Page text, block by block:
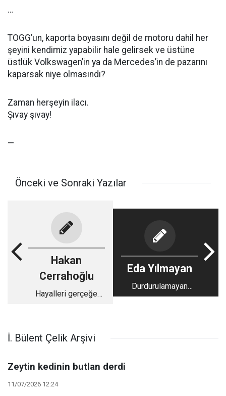
…
TOGG’un, kaporta boyasını değil de motoru dahil her
şeyini kendimiz yapabilir hale gelirsek ve üstüne
üstlük Volkswagen’in ya da Mercedes’in de pazarını
kaparsak niye olmasındı?
Zaman herşeyin ilacı.
Şıvay şıvay!
—
Önceki ve Sonraki Yazılar
Hakan
Cerrahoğlu
Hayalleri gerçeğe
Eda Yılmayan
Durdurulamayan
Kadın: Sabiha Sertel
İ. Bülent Çelik Arşivi
Zeytin kedinin butlan derdi
11/07/2026 12:24